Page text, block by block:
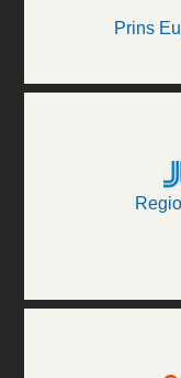
Prins